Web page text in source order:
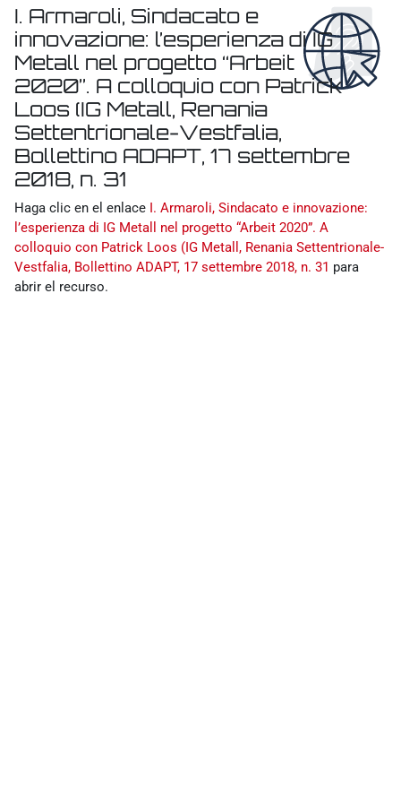
I. Armaroli, Sindacato e
innovazione: l’esperienza di IG
Metall nel progetto “Arbeit
2020”. A colloquio con Patrick
Loos (IG Metall, Renania
Settentrionale-Vestfalia,
Bollettino ADAPT, 17 settembre
2018, n. 31
Requisitos de finalización
Haga clic en el enlace I. Armaroli, Sindacato e innovazione:
l’esperienza di IG Metall nel progetto “Arbeit 2020”. A
colloquio con Patrick Loos (IG Metall, Renania Settentrionale-
Vestfalia, Bollettino ADAPT, 17 settembre 2018, n. 31 para
abrir el recurso.